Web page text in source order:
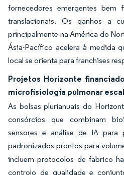
fornecedores emergentes bem
translacionais. Os ganhos a
principalmente na América do
Ásia-Pacífico acelera à medida
local se orienta para franchises
Projetos Horizonte
microfisiologia pulmonar
As bolsas plurianuais do
consórcios que combinam
sensores e análise de IA para
padronizados prontos para
incluem protocolos de fabrico
controlo de qualidade e